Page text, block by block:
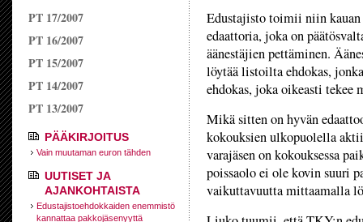
PT 17/2007
PT 16/2007
PT 15/2007
PT 14/2007
PT 13/2007
PÄÄKIRJOITUS
Vain muutaman euron tähden
UUTISET JA
AJANKOHTAISTA
Edustajistoehdokkaiden enemmistö
kannattaa pakkojäsenyyttä
Edustajisto toimii niin kauan
edaattoria, joka on
äänestäjien pettäminen.
löytää listoilta ehdokas,
ehdokas, joka oikeasti tekee
Mikä sitten on hyvän
kokouksien ulkopuolella
varajäsen on kokouksessa
poissaolo ei ole kovin suuri
vaikuttavuutta mittaamalla